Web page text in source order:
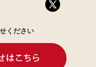
ください